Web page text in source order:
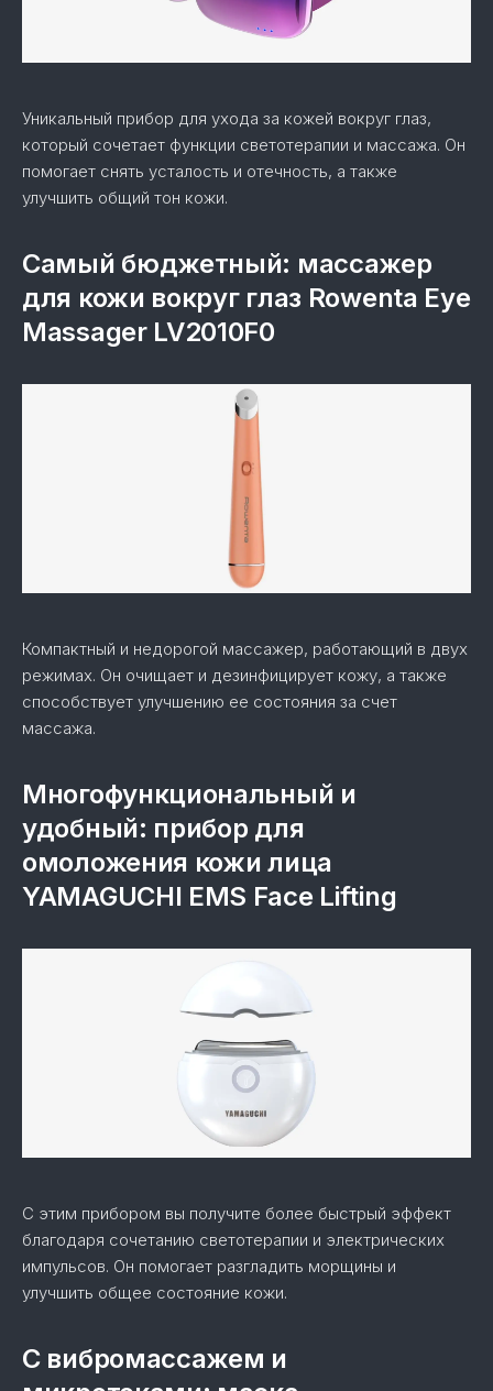
Уникальный прибор для ухода за кожей вокруг глаз,
который сочетает функции светотерапии и массажа. Он
помогает снять усталость и отечность, а также
улучшить общий тон кожи.
Самый бюджетный: массажер
для кожи вокруг глаз Rowenta Eye
Massager LV2010F0
Компактный и недорогой массажер, работающий в двух
режимах. Он очищает и дезинфицирует кожу, а также
способствует улучшению ее состояния за счет
массажа.
Многофункциональный и
удобный: прибор для
омоложения кожи лица
YAMAGUCHI EMS Face Lifting
С этим прибором вы получите более быстрый эффект
благодаря сочетанию светотерапии и электрических
импульсов. Он помогает разгладить морщины и
улучшить общее состояние кожи.
С вибромассажем и